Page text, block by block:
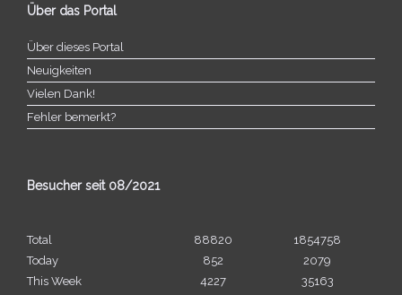
Über das Portal
Über dieses Portal
Neuigkeiten
Vielen Dank!
Fehler bemerkt?
Besucher seit 08/​2021
Total 88820
1854758
Today
852
2079
This Week
4227
35163